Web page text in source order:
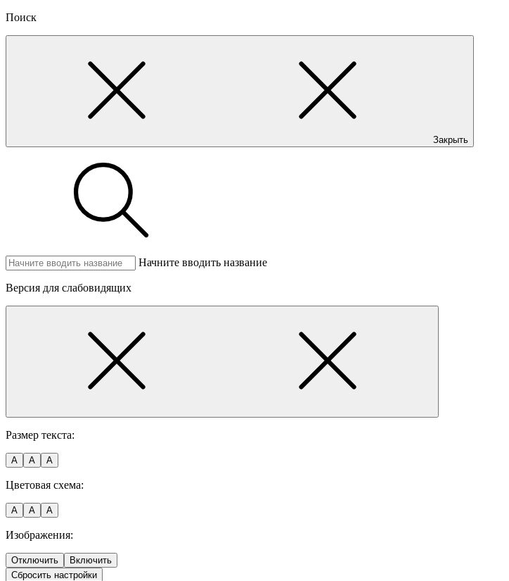
Поиск
Закрыть
Начните вводить название
Версия для слабовидящих
Размер текста:
A A A
Цветовая схема:
A A A
Изображения:
Отключить
Включить
Сбросить настройки